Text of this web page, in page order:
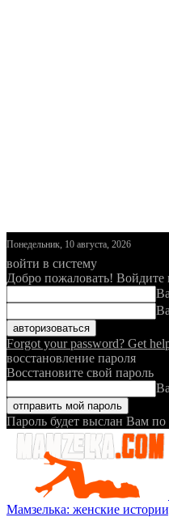
Понедельник, 10 августа, 2026
войти в систему
Добро пожаловать! Войдите
Forgot your password? Get
восстановление пароля
Восстановите свой пароль
Пароль будет выслан Вам по
Мамзелька: женские